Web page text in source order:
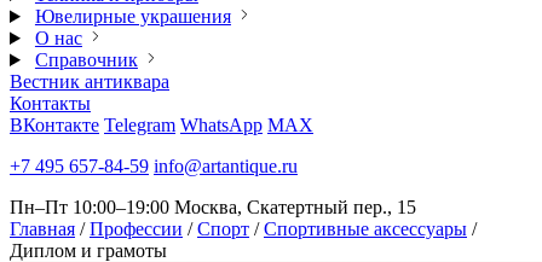
Ювелирные украшения
О нас
Справочник
Вестник антиквара
Контакты
ВКонтакте Telegram WhatsApp MAX
+7 495 657-84-59 info@artantique.ru
Пн–Пт 10:00–19:00 Москва, Скатертный пер., 15
Главная / Профессии / Спорт / Спортивные аксессуары /
Диплом и грамоты